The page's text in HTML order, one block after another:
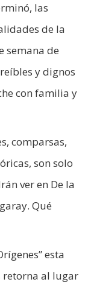
las
de la
semana de
y dignos
con familia y
comparsas,
son solo
ver en De la
Qué
esta
retorna al lugar